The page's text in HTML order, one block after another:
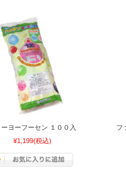
ヨーフーセン １００入
¥1,199(税込)
フ